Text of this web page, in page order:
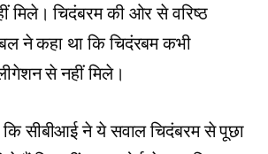
मिले। चिदंबरम की ओर से वरिष्ठ
ने कहा था कि चिदंरबम कभी
से नहीं मिले।
सीबीआई ने ये सवाल चिदंबरम से पूछा